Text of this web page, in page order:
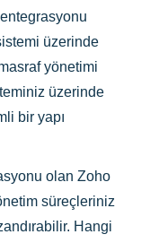
üzerinde
yönetimi
üzerinde
bir yapı
olan Zoho
süreçleriniz
Hangi